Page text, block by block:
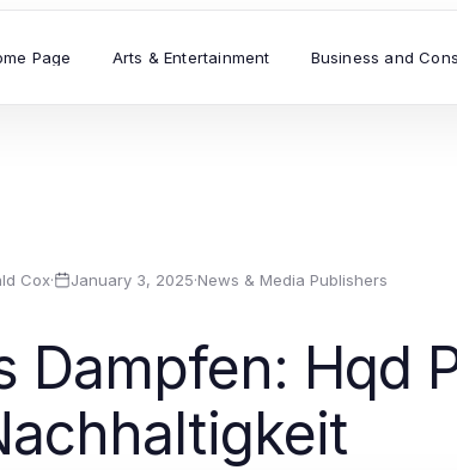
Page Arts & Entertainment Business and
Cox· January 3, 2025·News & Media Publishers
Dampfen: Hqd